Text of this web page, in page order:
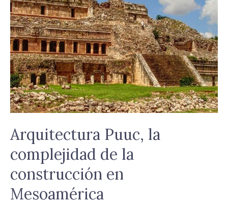
Arquitectura Puuc, la
complejidad de la
construcción en
Mesoamérica
la
complejidad
de
la
construcción
en
Mesoamérica